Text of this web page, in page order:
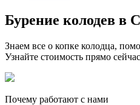
Бурение колодев в
Знаем все о копке колодца,
Узнайте стоимость прямо
Почему работают с нами